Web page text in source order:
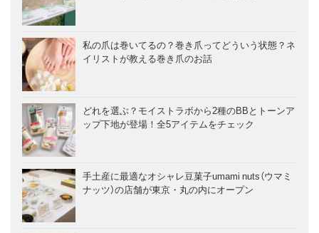
私の爪は巻いてるの？巻き爪ってどういう状態？ネ
イリストが教える巻き爪のお話
どれを選ぶ？モイストラボから2種のBBとトーンア
ップ下地が登場！全5アイテムをチェック
手土産に最適なオシャレ豆菓子umami nuts（ウマミ
ナッツ）の店舗が東京・丸の内にオープン